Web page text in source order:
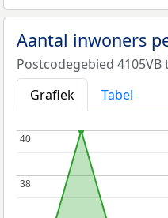
Aantal inwoners
Postcodegebied
Grafiek
Tabel
38
38
40
40